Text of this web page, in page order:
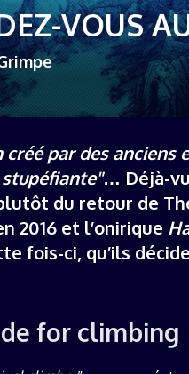
VOUS
par des anciens
… Déjà-
du retour de
2016 et l’onirique
fois-ci, qu’ils
for climbing